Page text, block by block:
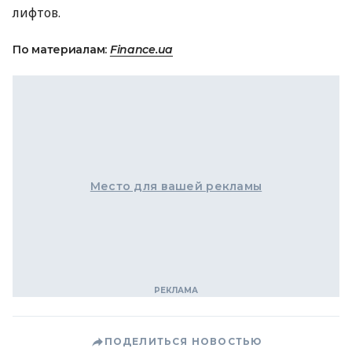
лифтов.
По материалам: Finance.ua
Место для вашей рекламы
ПОДЕЛИТЬСЯ НОВОСТЬЮ